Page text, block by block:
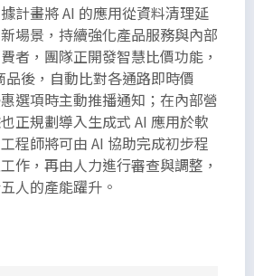
計畫將 AI 的應用從資料清理延
場景，持續強化產品服務與內部
者，團隊正開發智慧比價功能，
品後，自動比對各通路即時價
選項時主動推播通知；在內部營
正規劃導入生成式 AI 應用於軟
程師將可由 AI 協助完成初步程
作，再由人力進行審查與調整，
人的產能躍升。